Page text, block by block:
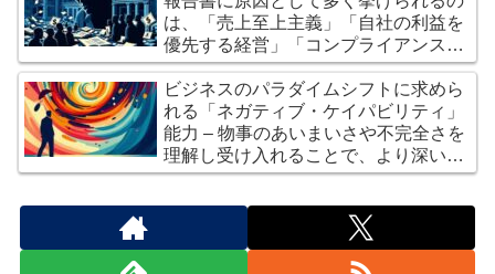
は、「売上至上主義」「自社の利益を
優先する経営」「コンプライアンス意
識の低下」 – 人間の本質を映し出す欲
望のメカニズム
ビジネスのパラダイムシフトに求めら
れる「ネガティブ・ケイパビリティ」
能力 – 物事のあいまいさや不完全さを
理解し受け入れることで、より深い洞
察や創造性を生み出す